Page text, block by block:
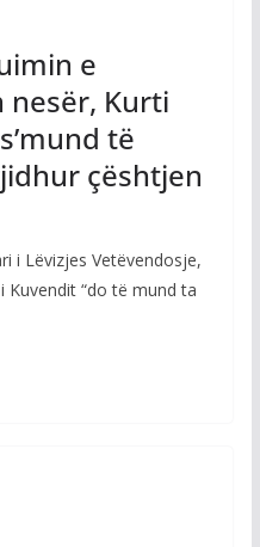
e
nesër, Kurti
të
çështjen
i Lëvizjes Vetëvendosje,
“do të mund ta